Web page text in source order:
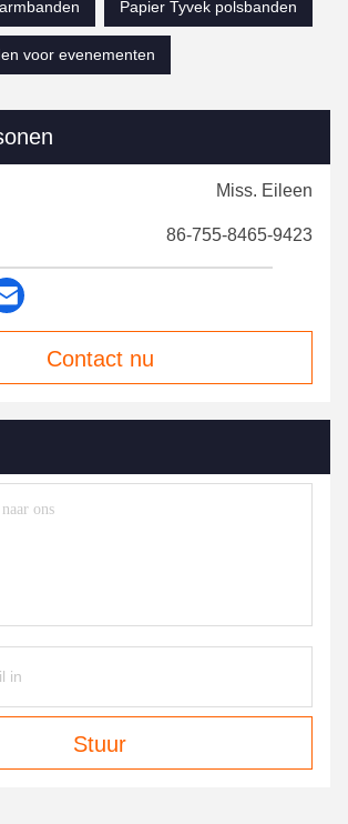
Papier Tyvek polsbanden
voor evenementen
Miss. Eileen
86-755-8465-9423
Contact nu
Stuur